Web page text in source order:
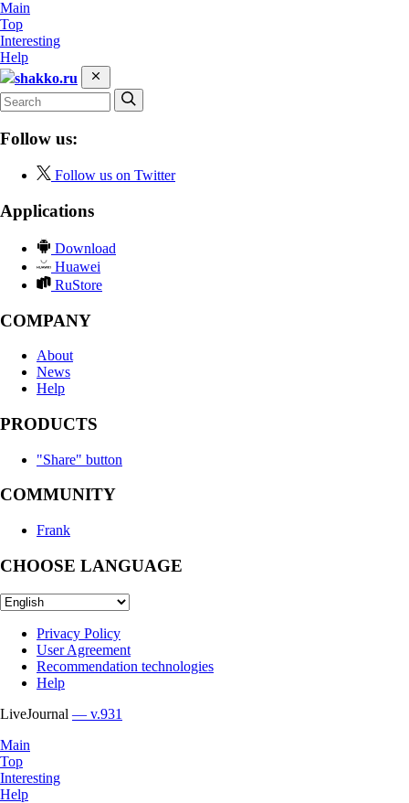
Main
Top
Interesting
Help
shakko.ru
Follow us:
Follow us on Twitter
Applications
Download
Huawei
RuStore
COMPANY
About
News
Help
PRODUCTS
"Share" button
COMMUNITY
Frank
CHOOSE LANGUAGE
Privacy Policy
User Agreement
Recommendation technologies
Help
LiveJournal — v.931
Main
Top
Interesting
Help